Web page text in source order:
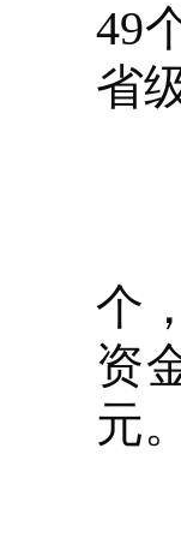
49
省
个
资
元。